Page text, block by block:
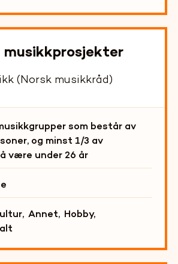
(Norsk musikkråd)
som består av
og minst 1/3 av
være under 26 år
, Annet, Hobby,